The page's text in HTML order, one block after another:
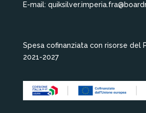
E-mail:
Spesa cofinanziata con risorse del
2021-2027